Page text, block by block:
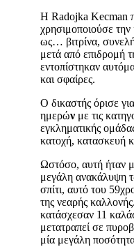
Η Radojka Kecman
χρησιμοποιούσε την
ως… βιτρίνα,
μετά από επιδρομή
εντοπίστηκαν
και σφαίρες.
Ο δικαστής όρισε
ημερών με τις
εγκληματικής
κατοχή, κατασκευή
Ωστόσο, αυτή ήταν
μεγάλη ανακάλυψη
σπίτι, αυτό του
της νεαρής
κατάσχεσαν 11
μετατραπεί σε
μία μεγάλη